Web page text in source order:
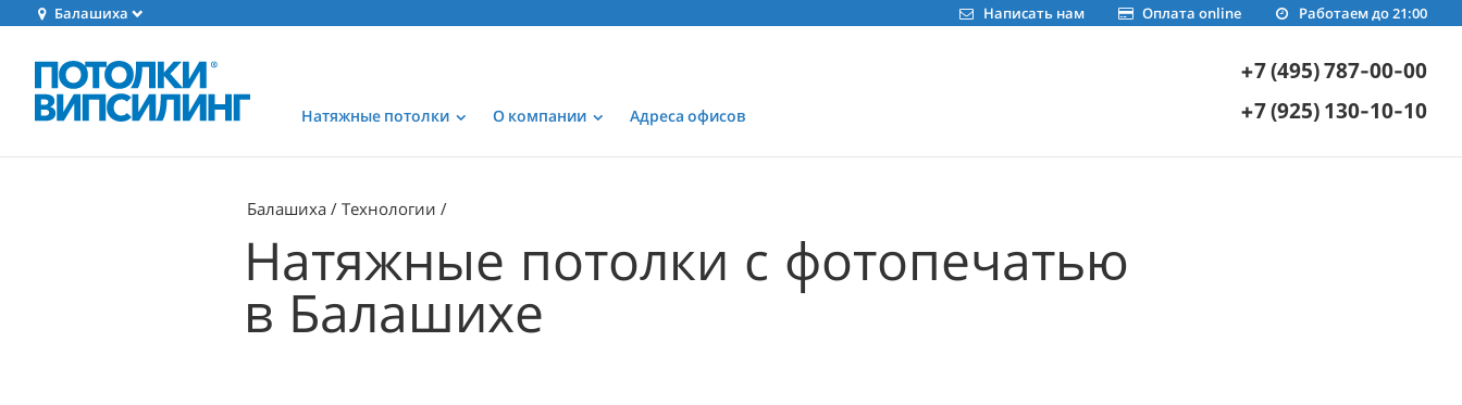
Балашиха Работаем до 21:00
Оплата online
Написать нам
Натяжные потолки О компании Адреса офисов
+7 (495) 787-00-00
+7 (925) 130-10-10
Балашиха Технологии
Натяжные потолки с фотопечатью
в Балашихе